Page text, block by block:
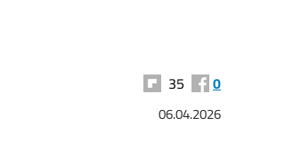
35 0
06.04.2026